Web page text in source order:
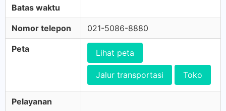
Batas waktu
Nomor telepon 021-5086-8880
Peta Lihat peta
Jalur transportasi Toko
Pelayanan